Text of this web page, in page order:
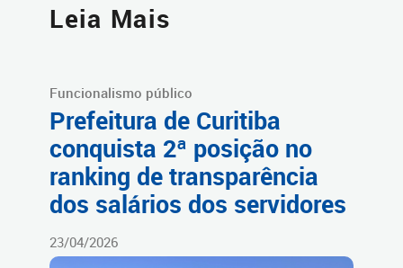
Leia Mais
Funcionalismo público
Prefeitura de Curitiba
conquista 2ª posição no
ranking de transparência
dos salários dos servidores
23/04/2026